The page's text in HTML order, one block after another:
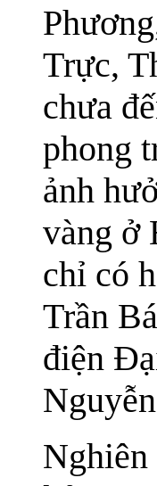
Trực,
chưa
phong
ảnh
vàng ở
chỉ có
Trần
điện